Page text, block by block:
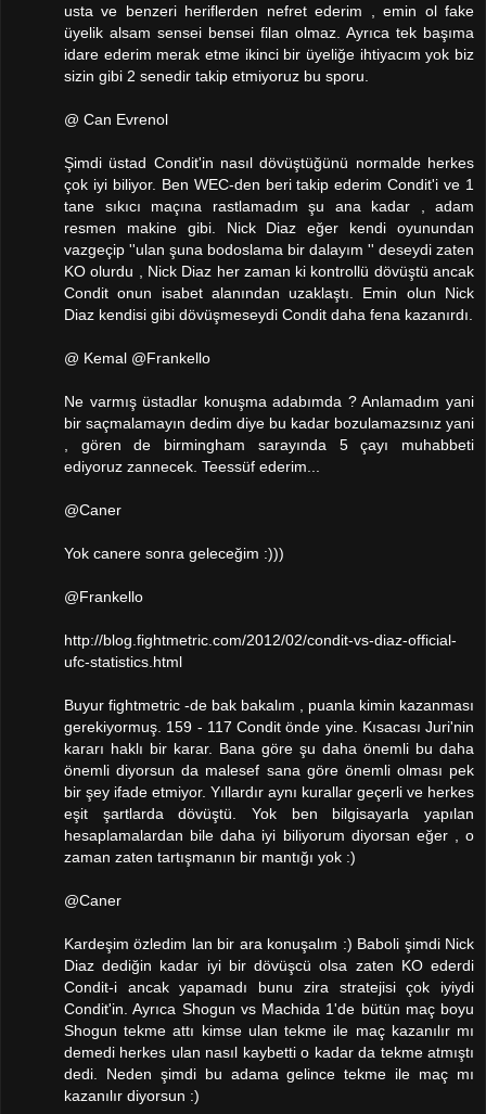
usta ve benzeri heriflerden nefret ederim , emin ol fake
üyelik alsam sensei bensei filan olmaz. Ayrıca tek başıma
idare ederim merak etme ikinci bir üyeliğe ihtiyacım yok biz
sizin gibi 2 senedir takip etmiyoruz bu sporu.
@ Can Evrenol
Şimdi üstad Condit'in nasıl dövüştüğünü normalde herkes
çok iyi biliyor. Ben WEC-den beri takip ederim Condit'i ve 1
tane sıkıcı maçına rastlamadım şu ana kadar , adam
resmen makine gibi. Nick Diaz eğer kendi oyunundan
vazgeçip ''ulan şuna bodoslama bir dalayım '' deseydi zaten
KO olurdu , Nick Diaz her zaman ki kontrollü dövüştü ancak
Condit onun isabet alanından uzaklaştı. Emin olun Nick
Diaz kendisi gibi dövüşmeseydi Condit daha fena kazanırdı.
@ Kemal @Frankello
Ne varmış üstadlar konuşma adabımda ? Anlamadım yani
bir saçmalamayın dedim diye bu kadar bozulamazsınız yani
, gören de birmingham sarayında 5 çayı muhabbeti
ediyoruz zannecek. Teessüf ederim...
@Caner
Yok canere sonra geleceğim :)))
@Frankello
http://blog.fightmetric.com/2012/02/condit-vs-diaz-official-
ufc-statistics.html
Buyur fightmetric -de bak bakalım , puanla kimin kazanması
gerekiyormuş. 159 - 117 Condit önde yine. Kısacası Juri'nin
kararı haklı bir karar. Bana göre şu daha önemli bu daha
önemli diyorsun da malesef sana göre önemli olması pek
bir şey ifade etmiyor. Yıllardır aynı kurallar geçerli ve herkes
eşit şartlarda dövüştü. Yok ben bilgisayarla yapılan
hesaplamalardan bile daha iyi biliyorum diyorsan eğer , o
zaman zaten tartışmanın bir mantığı yok :)
@Caner
Kardeşim özledim lan bir ara konuşalım :) Baboli şimdi Nick
Diaz dediğin kadar iyi bir dövüşcü olsa zaten KO ederdi
Condit-i ancak yapamadı bunu zira stratejisi çok iyiydi
Condit'in. Ayrıca Shogun vs Machida 1'de bütün maç boyu
Shogun tekme attı kimse ulan tekme ile maç kazanılır mı
demedi herkes ulan nasıl kaybetti o kadar da tekme atmıştı
dedi. Neden şimdi bu adama gelince tekme ile maç mı
kazanılır diyorsun :)